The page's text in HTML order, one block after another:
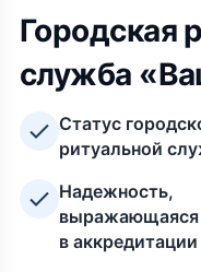
Городская
служба
Статус
ритуальной
Надежность,
выражающаяся
в